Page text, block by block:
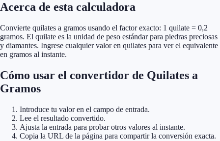
Acerca de esta calculadora
Convierte quilates a gramos usando el factor exacto: 1 quilate = 0,2
gramos. El quilate es la unidad de peso estándar para piedras preciosas
y diamantes. Ingrese cualquier valor en quilates para ver el equivalente
en gramos al instante.
Cómo usar el convertidor de Quilates a
Gramos
Introduce tu valor en el campo de entrada.
Lee el resultado convertido.
Ajusta la entrada para probar otros valores al instante.
Copia la URL de la página para compartir la conversión exacta.